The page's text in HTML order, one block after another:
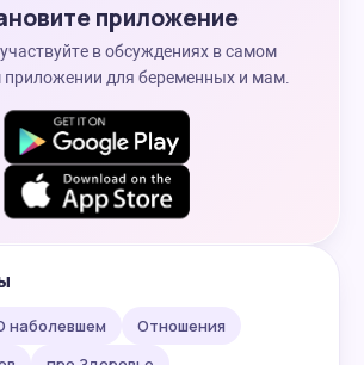
приложение
в обсуждениях в самом
приложении для беременных и мам.
наболевшем
Отношения